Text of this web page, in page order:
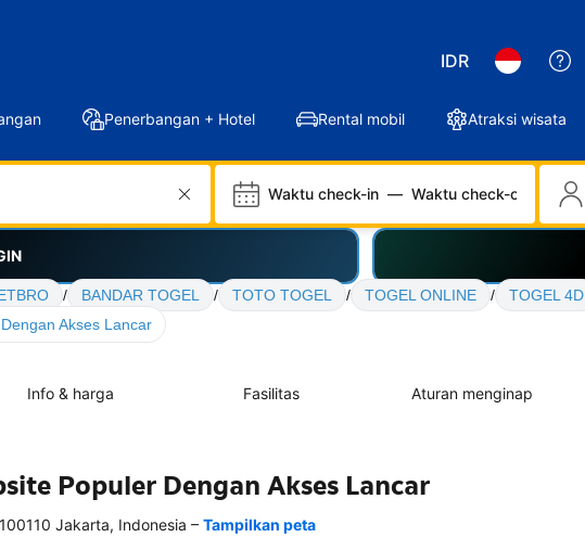
IDR
Penerbangan + Hotel Rental mobil Atraksi wisata
Waktu check-in — Waktu check-out
/ BANDAR TOGEL / TOTO TOGEL / TOGEL ONLINE / TOGEL 4D
Akses Lancar
Info & harga Fasilitas Aturan menginap
Populer Dengan Akses Lancar
Jakarta, Indonesia – Tampilkan peta